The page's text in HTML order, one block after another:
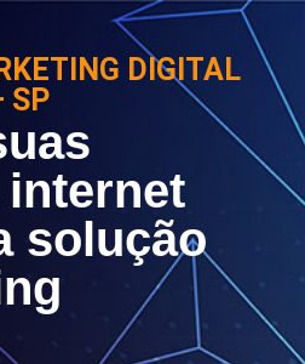
DIGITAL
SP
internet
solução